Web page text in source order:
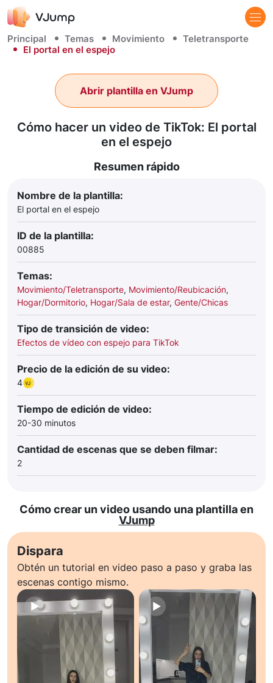
Principal Temas Movimiento
Teletransporte
El portal en el espejo
Cómo hacer un video de TikTok: El portal
en el espejo
Abrir plantilla en VJump
Resumen rápido
Nombre de la plantilla:
El portal en el espejo
ID de la plantilla:
00885
Temas:
Movimiento/Teletransporte, Movimiento/Reubicación,
Hogar/Dormitorio, Hogar/Sala de estar, Gente/Chicas
Tipo de transición de video:
Efectos de vídeo con espejo para TikTok
Precio de la edición de su video:
4
Tiempo de edición de video:
20-30 minutos
Cantidad de escenas que se deben filmar:
2
Cómo crear un video usando una plantilla en
VJump
Dispara
Obtén un tutorial en video paso a paso y graba las
escenas contigo mismo.